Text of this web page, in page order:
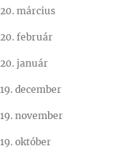
március
február
január
december
november
október